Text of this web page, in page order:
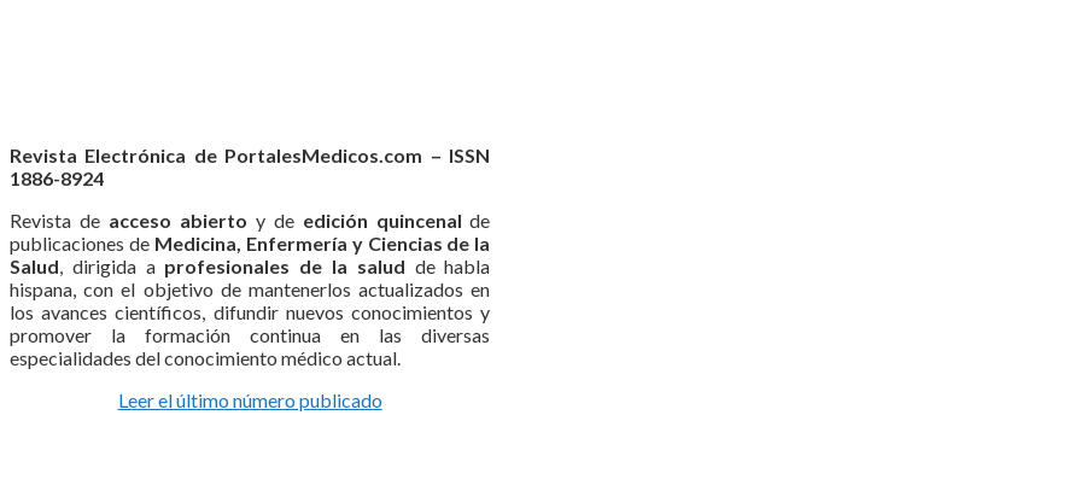
Revista Electrónica de PortalesMedicos.com – ISSN
1886-8924
Revista de acceso abierto y de edición quincenal de
publicaciones de Medicina, Enfermería y Ciencias de la
Salud, dirigida a profesionales de la salud de habla
hispana, con el objetivo de mantenerlos actualizados en
los avances científicos, difundir nuevos conocimientos y
promover la formación continua en las diversas
especialidades del conocimiento médico actual.
Leer el último número publicado